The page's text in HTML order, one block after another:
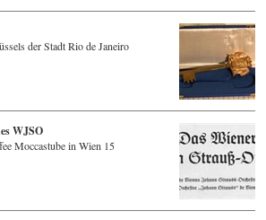
der Stadt Rio de Janeiro
WJSO
Moccastube in Wien 15